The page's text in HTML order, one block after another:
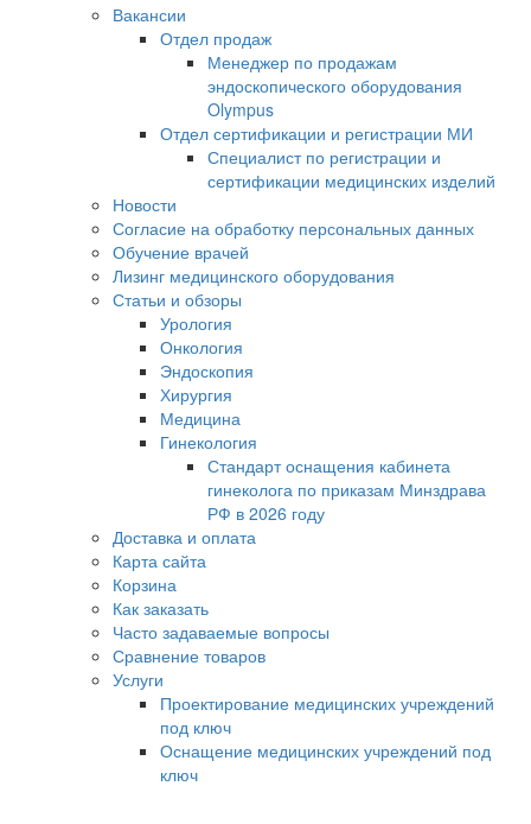
Вакансии
Отдел продаж
Менеджер по продажам
эндоскопического оборудования
Olympus
Отдел сертификации и регистрации МИ
Специалист по регистрации и
сертификации медицинских изделий
Новости
Согласие на обработку персональных данных
Обучение врачей
Лизинг медицинского оборудования
Статьи и обзоры
Урология
Онкология
Эндоскопия
Хирургия
Медицина
Гинекология
Стандарт оснащения кабинета
гинеколога по приказам Минздрава
РФ в 2026 году
Доставка и оплата
Карта сайта
Корзина
Как заказать
Часто задаваемые вопросы
Сравнение товаров
Услуги
Проектирование медицинских учреждений
под ключ
Оснащение медицинских учреждений под
ключ